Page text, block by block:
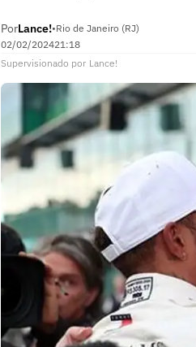
PorLance!•Rio de Janeiro (RJ)
02/02/202421:18
Supervisionado por Lance!